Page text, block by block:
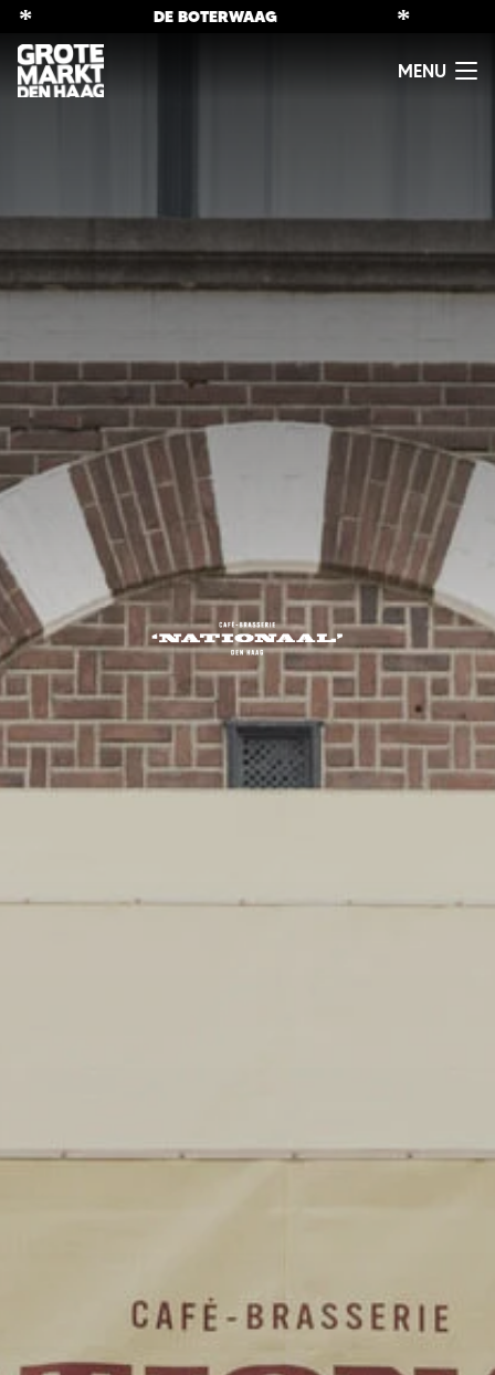
DE BOTERWAAG